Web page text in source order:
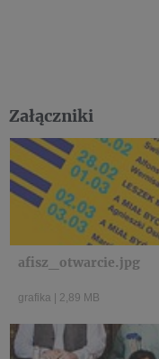
Załączniki
afisz_otwarcie.jpg
grafika 2,89 MB